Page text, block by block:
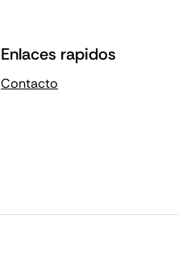
Enlaces rapidos
Contacto